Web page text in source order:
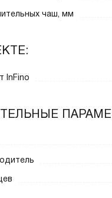
чаш, мм
InFino